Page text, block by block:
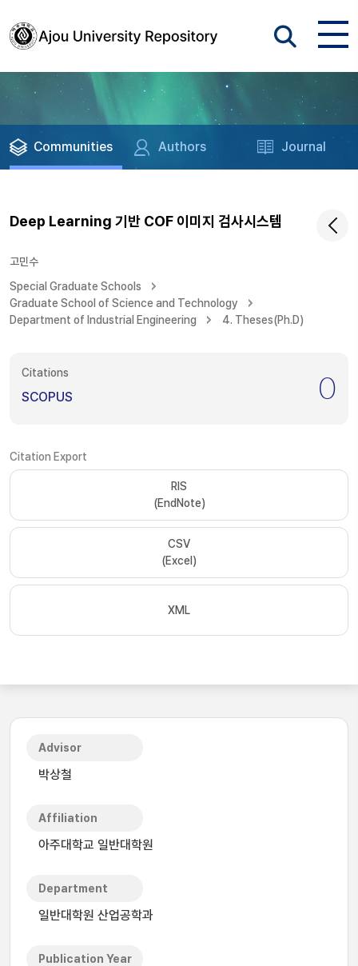
Communities Authors Journal
Deep Learning 기반 COF 이미지 검사시스템
고민수
Special Graduate Schools
Graduate School of Science and Technology
Department of Industrial Engineering
4. Theses(Ph.D)
Citations
SCOPUS 0
Citation Export
RIS
(EndNote)
CSV
(Excel)
XML
Advisor
박상철
Affiliation
아주대학교 일반대학원
Department
일반대학원 산업공학과
Publication Year